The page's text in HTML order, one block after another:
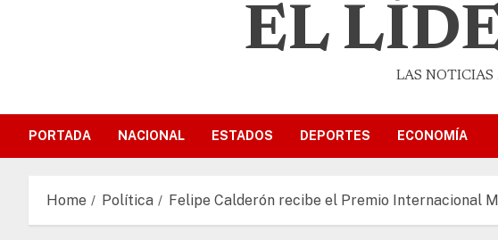
EL
LAS
PORTADA NACIONAL ESTADOS DEPORTES ECONOMÍA
Home Política Felipe Calderón recibe el Premio Internacional